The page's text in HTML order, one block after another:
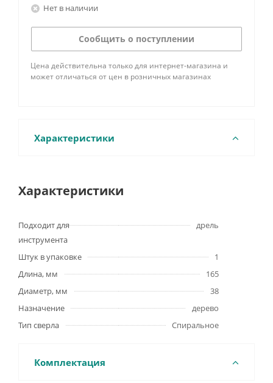
Нет в наличии
Сообщить о поступлении
Цена действительна только для интернет-магазина и
может отличаться от цен в розничных магазинах
Характеристики
Характеристики
Подходит для
инструмента
дрель
Штук в упаковке
1
Длина, мм
165
Диаметр, мм
38
Назначение
дерево
Тип сверла
Спиральное
Комплектация